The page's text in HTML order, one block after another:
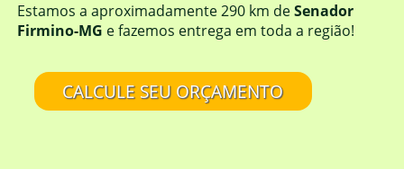
Estamos a aproximadamente 290 km deSenador
Firmino-MG e fazemos entrega em toda a região!
CALCULE SEU ORÇAMENTO